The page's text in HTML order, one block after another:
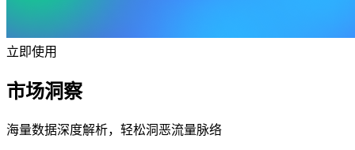
立即使用
市场洞察
海量数据深度解析，轻松洞恶流量脉络